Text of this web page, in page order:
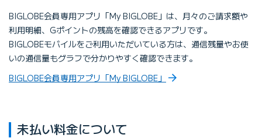
BIGLOBE会員専⽤アプリ「My BIGLOBE」は、⽉々のご請求額や
利⽤明細、Gポイントの残⾼を確認できるアプリです。
BIGLOBEモバイルをご利⽤いただいている⽅は、通信残量やお使
いの通信量もグラフで分かりやすく確認できます。
BIGLOBE会員専用アプリ「My BIGLOBE」
未払い料⾦について